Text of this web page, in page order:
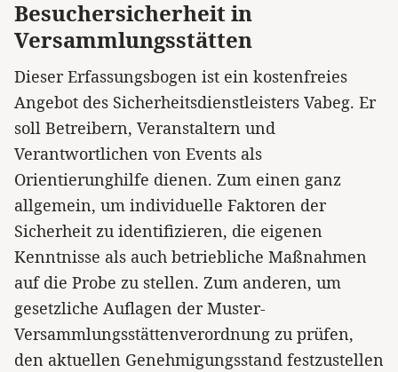
Besuchersicherheit in
Versammlungsstätten
Dieser Erfassungsbogen ist ein kostenfreies
Angebot des Sicherheitsdienstleisters Vabeg. Er
soll Betreibern, Veranstaltern und
Verantwortlichen von Events als
Orientierunghilfe dienen. Zum einen ganz
allgemein, um individuelle Faktoren der
Sicherheit zu identifizieren, die eigenen
Kenntnisse als auch betriebliche Maßnahmen
auf die Probe zu stellen. Zum anderen, um
gesetzliche Auflagen der Muster-
Versammlungsstättenverordnung zu prüfen,
den aktuellen Genehmigungsstand festzustellen